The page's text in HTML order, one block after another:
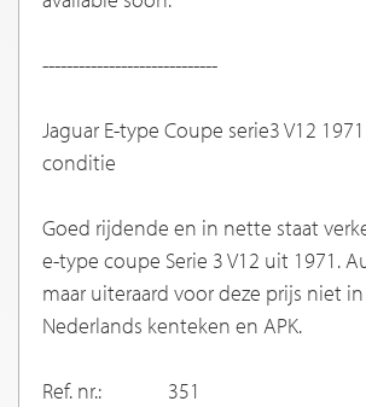
-----------------------------
Jaguar E-type Coupe serie3 V12
conditie
Goed rijdende en in nette staat
e-type coupe Serie 3 V12 uit 1971.
maar uiteraard voor deze prijs niet
Nederlands kenteken en APK.
Ref. nr.:
351